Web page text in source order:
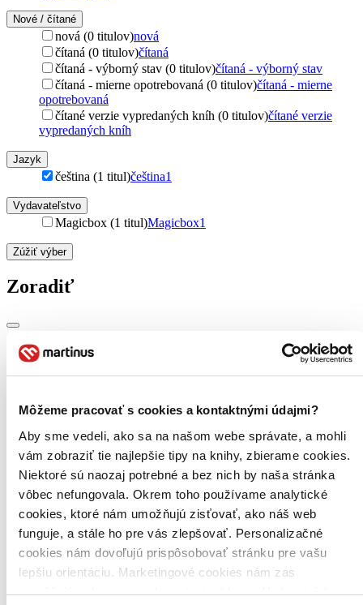
Môžeme pracovať s cookies a kontaktnými údajmi?
Aby sme vedeli, ako sa na našom webe správate, a mohli
vám zobraziť tie najlepšie tipy na knihy, zbierame cookies.
Niektoré sú naozaj potrebné a bez nich by naša stránka
vôbec nefungovala. Okrem toho používame analytické
cookies, ktoré nám umožňujú zisťovať, ako náš web
funguje, a stále ho pre vás zlepšovať. Personalizačné
cookies nám dovoľujú prispôsobovať stránku pre vašu
lepšiu orientáciu. Marketingové cookies nám zas
umožňujú zobrazenie relevantnej reklamy. Niektoré údaje
Nové / čítané
nová (0 titulov)nová
čítaná (0 titulov)čítaná
čítaná - výborný stav (0 titulov)čítaná - výborný stav
čítaná - mierne opotrebovaná (0 titulov)čítaná - mierne
opotrebovaná
čítané verzie vypredaných kníh (0 titulov)čítané verzie
vypredaných kníh
Jazyk
čeština (1 titul)čeština1
Vydavateľstvo
Magicbox (1 titul)Magicbox1
Zúžiť výber
Zoradiť
Top hodnotené
Najdrahšie
Najlacnejšie
Najvyššia zľava
Použité filtre
Zrušiť filtre
V českom jazyku